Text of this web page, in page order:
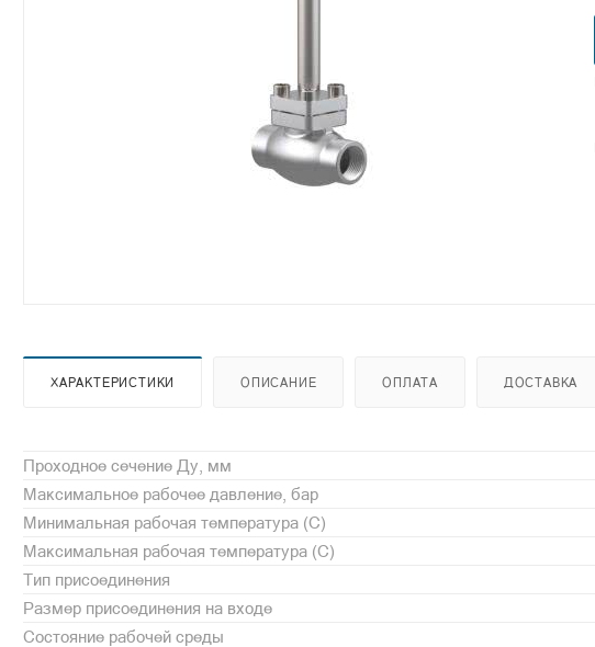
ХАРАКТЕРИСТИКИ ОПИСАНИЕ ОПЛАТА ДОСТАВКА
Проходное сечение Ду, мм
Максимальное рабочее давление, бар
Минимальная рабочая температура (С)
Максимальная рабочая температура (С)
Тип присоединения
Размер присоединения на входе
Состояние рабочей среды